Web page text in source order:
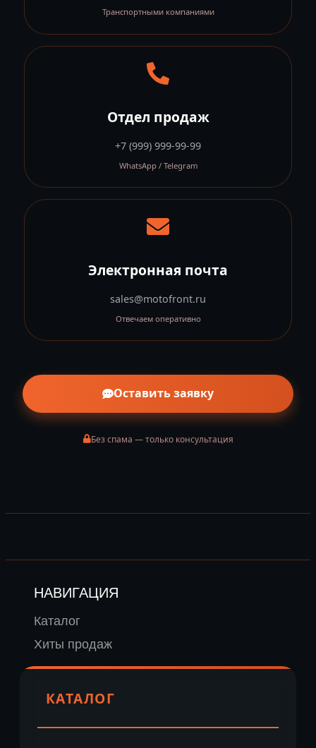
Транспортными компаниями
Отдел продаж
+7 (999) 999-99-99
WhatsApp / Telegram
Электронная почта
sales@motofront.ru
Отвечаем оперативно
Оставить заявку
Без спама — только консультация
НАВИГАЦИЯ
Каталог
Хиты продаж
КАТАЛОГ